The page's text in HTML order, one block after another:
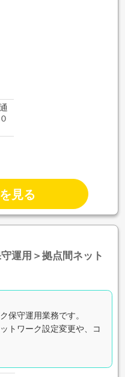
見る
運用＞拠点間ネット
保守運用業務です。
トワーク設定変更や、コ